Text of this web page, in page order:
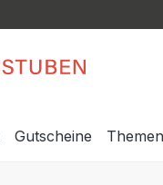
Gutscheine Themen